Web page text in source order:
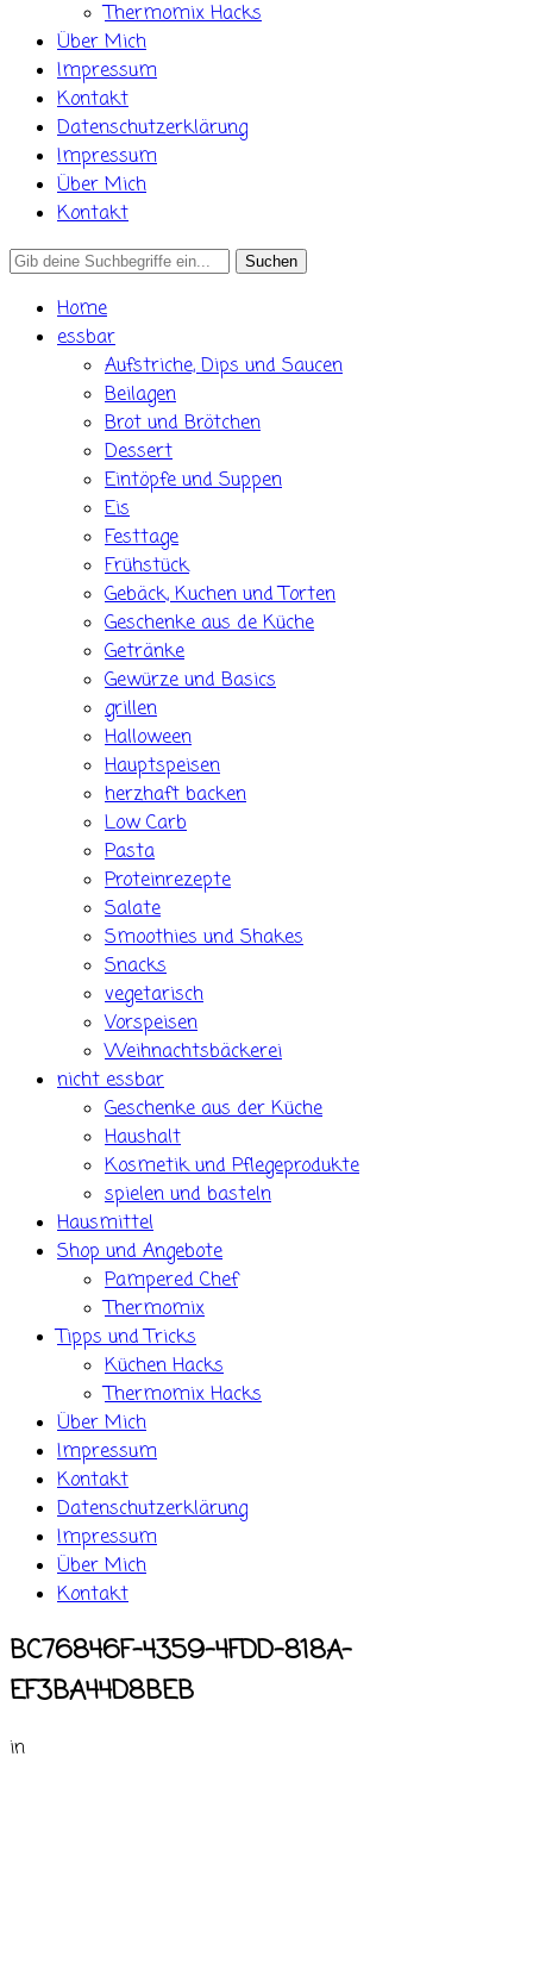
Thermomix Hacks
Über Mich
Impressum
Kontakt
Datenschutzerklärung
Impressum
Über Mich
Kontakt
Search
Home
essbar
Aufstriche, Dips und Saucen
Beilagen
Brot und Brötchen
Dessert
Eintöpfe und Suppen
Eis
Festtage
Frühstück
Gebäck, Kuchen und Torten
Geschenke aus de Küche
Getränke
Gewürze und Basics
grillen
Halloween
Hauptspeisen
herzhaft backen
Low Carb
Pasta
Proteinrezepte
Salate
Smoothies und Shakes
Snacks
vegetarisch
Vorspeisen
Weihnachtsbäckerei
nicht essbar
Geschenke aus der Küche
Haushalt
Kosmetik und Pflegeprodukte
spielen und basteln
Hausmittel
Shop und Angebote
Pampered Chef
Thermomix
Tipps und Tricks
Küchen Hacks
Thermomix Hacks
Über Mich
Impressum
Kontakt
Datenschutzerklärung
Impressum
Über Mich
Kontakt
BC76846F-4359-4FDD-818A-
EF3BA44D8BEB
in